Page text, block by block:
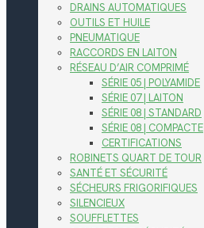
DRAINS AUTOMATIQUES
OUTILS ET HUILE
PNEUMATIQUE
RACCORDS EN LAITON
RÉSEAU D’AIR COMPRIMÉ
SÉRIE 05 | POLYAMIDE
SÉRIE 07 | LAITON
SÉRIE 08 | STANDARD
SÉRIE 08 | COMPACTE
CERTIFICATIONS
ROBINETS QUART DE TOUR
SANTÉ ET SÉCURITÉ
SÉCHEURS FRIGORIFIQUES
SILENCIEUX
SOUFFLETTES